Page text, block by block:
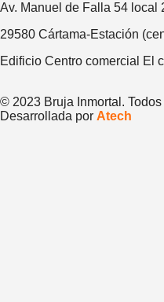
Av. Manuel de Falla 54 local
29580 Cártama-Estación
Edificio Centro comercial El
© 2023 Bruja Inmortal.
Desarrollada por Atech